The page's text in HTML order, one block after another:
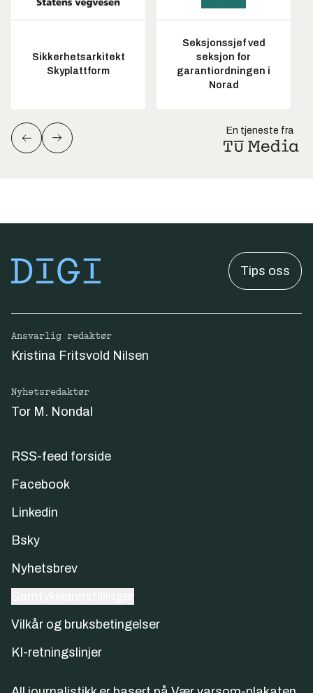
Sikkerhetsarkitekt
Skyplattform
Seksjonssjef ved
seksjon for
garantiordningen i
Norad
En tjeneste fra
Tips oss
Ansvarlig redaktør
Kristina Fritsvold Nilsen
Nyhetsredaktør
Tor M. Nondal
RSS-feed forside
Facebook
Linkedin
Bsky
Nyhetsbrev
Vilkår og bruksbetingelser
KI-retningslinjer